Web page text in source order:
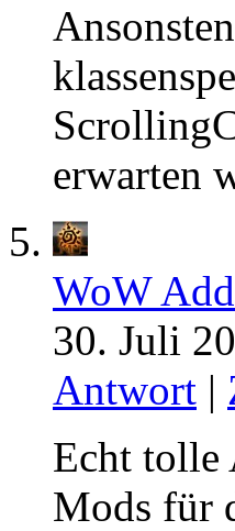
erwarten
WoW
30. Juli
Antwort |
Echt tolle
Mods für